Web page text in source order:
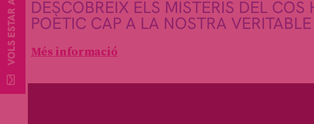
DESCOBREIX ELS MISTERIS DEL
POÈTIC CAP A LA NOSTRA
Més informació